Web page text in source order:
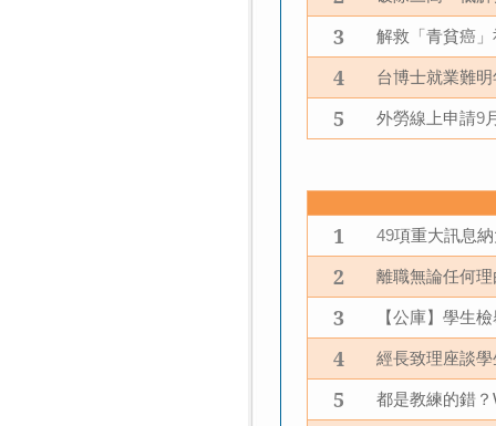
3 解救「青貧癌
4 台博士就業難
5 外勞線上申請9
1 49項重大訊息
2 離職無論任何
3 【公庫】學生
4 經長致理座談
5 都是教練的錯？